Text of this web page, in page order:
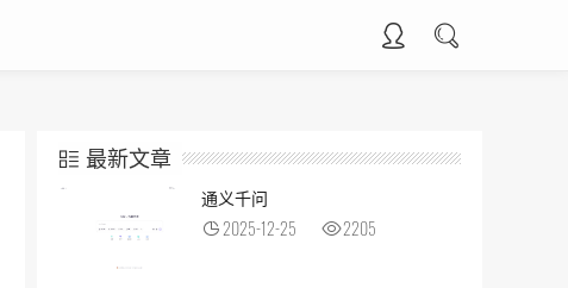
最新文章
通义千问
2025-12-25 2205